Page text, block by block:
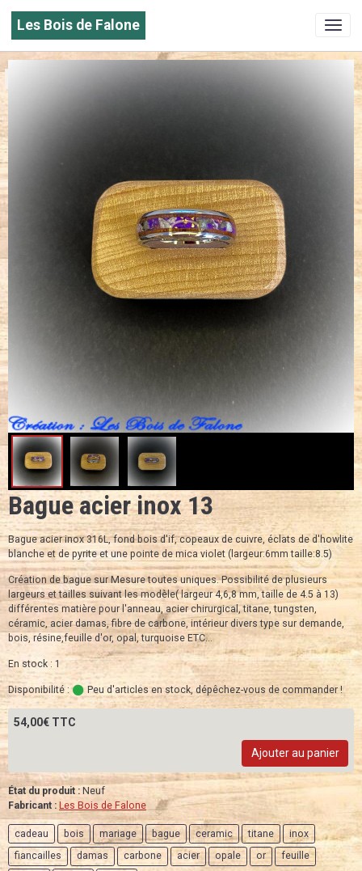
Les Bois de Falone
Bague acier inox 13
Bague acier inox 316L, fond bois d'if, copeaux de cuivre, éclats de d'howlite
blanche et de pyrite et une pointe de mica violet (largeur:6mm taille:8.5)
Création de bague sur Mesure toutes uniques. Possibilité de plusieurs
largeurs et tailles suivant les modèle( largeur 4,6,8 mm, taille de 4.5 à 13)
différentes matière pour l'anneau, acier chirurgical, titane, tungsten,
céramic, acier damas, fibre de carbone, intérieur divers type sur demande,
bois, résine,feuille d'or, opal, turquoise ETC...
En stock : 1
Disponibilité : Peu d'articles en stock, dépêchez-vous de commander !
54,00€ TTC
Ajouter au panier
État du produit : Neuf
Fabricant : Les Bois de Falone
cadeau bois mariage bague ceramic titane
inox
fiancailles
damas carbone acier opale or
feuille